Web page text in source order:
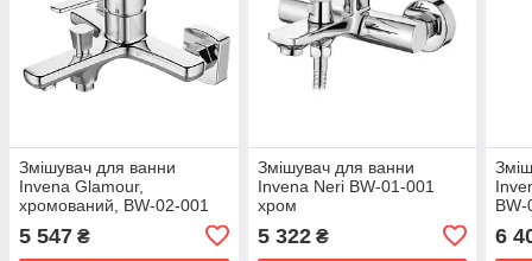
Змішувач для ванни
Invena Glamour,
хромований, BW-02-001
5 547 ₴
Змішувач для ванни
Invena Neri BW-01-001
хром
5 322₴ 6